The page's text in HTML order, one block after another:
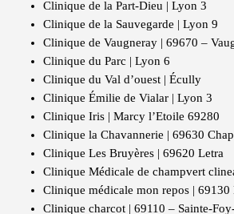
Clinique de la Part-Dieu | Lyon 3
Clinique de la Sauvegarde | Lyon 9
Clinique de Vaugneray | 69670 –
Clinique du Parc | Lyon 6
Clinique du Val d’ouest | Écully
Clinique Émilie de Vialar | Lyon 3
Clinique Iris | Marcy l’Etoile 69280
Clinique la Chavannerie | 69630
Clinique Les Bruyères | 69620 Letra
Clinique Médicale de champvert
Clinique médicale mon repos | 69130
Clinique charcot | 69110 – Sainte-